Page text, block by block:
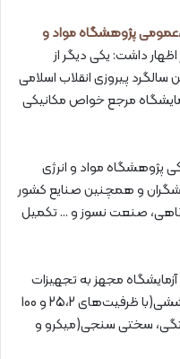
پژوهشگاه مواد و
اظهار داشت: یکی دیگر از
پیروزی انقلاب اسلامی
مرجع خواص مکانیکی
پژوهشگاه مواد و انرژی
و همچنین صنایع کشور
صنعت نسوز و … تکمیل
مجهز به تجهیزات
متنوعی مانند دستگاه‌های استحکام کششی(با ظرفیت‌های 25،2 و 100
سختی سنجی(میکرو و